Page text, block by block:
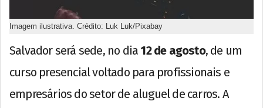
Imagem ilustrativa. Crédito: Luk Luk/Pixabay
Salvador será sede, no dia 12 de agosto, de um
curso presencial voltado para profissionais e
empresários do setor de aluguel de carros. A